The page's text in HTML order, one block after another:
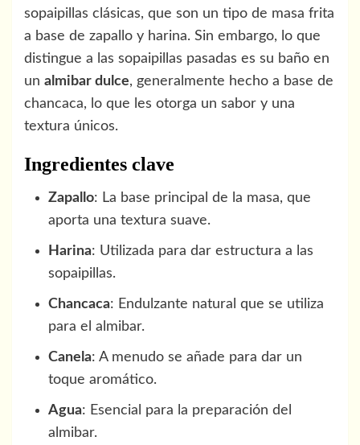
sopaipillas clásicas, que son un tipo de masa frita
a base de zapallo y harina. Sin embargo, lo que
distingue a las sopaipillas pasadas es su baño en
un almibar dulce, generalmente hecho a base de
chancaca, lo que les otorga un sabor y una
textura únicos.
Ingredientes clave
Zapallo: La base principal de la masa, que
aporta una textura suave.
Harina: Utilizada para dar estructura a las
sopaipillas.
Chancaca: Endulzante natural que se utiliza
para el almibar.
Canela: A menudo se añade para dar un
toque aromático.
Agua: Esencial para la preparación del
almibar.